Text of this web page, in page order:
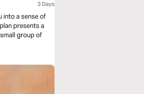
3 Days
into a sense of
presents a
group of